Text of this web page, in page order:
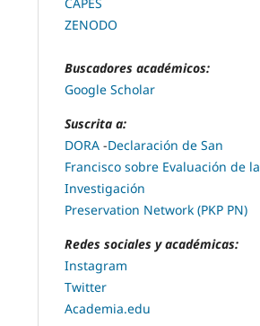
ZENODO
Buscadores académicos:
Google Scholar
Suscrita a:
DORA -Declaración de San
Francisco sobre Evaluación de la
Investigación
Preservation Network (PKP PN)
Redes sociales y académicas:
Instagram
Twitter
Academia.edu